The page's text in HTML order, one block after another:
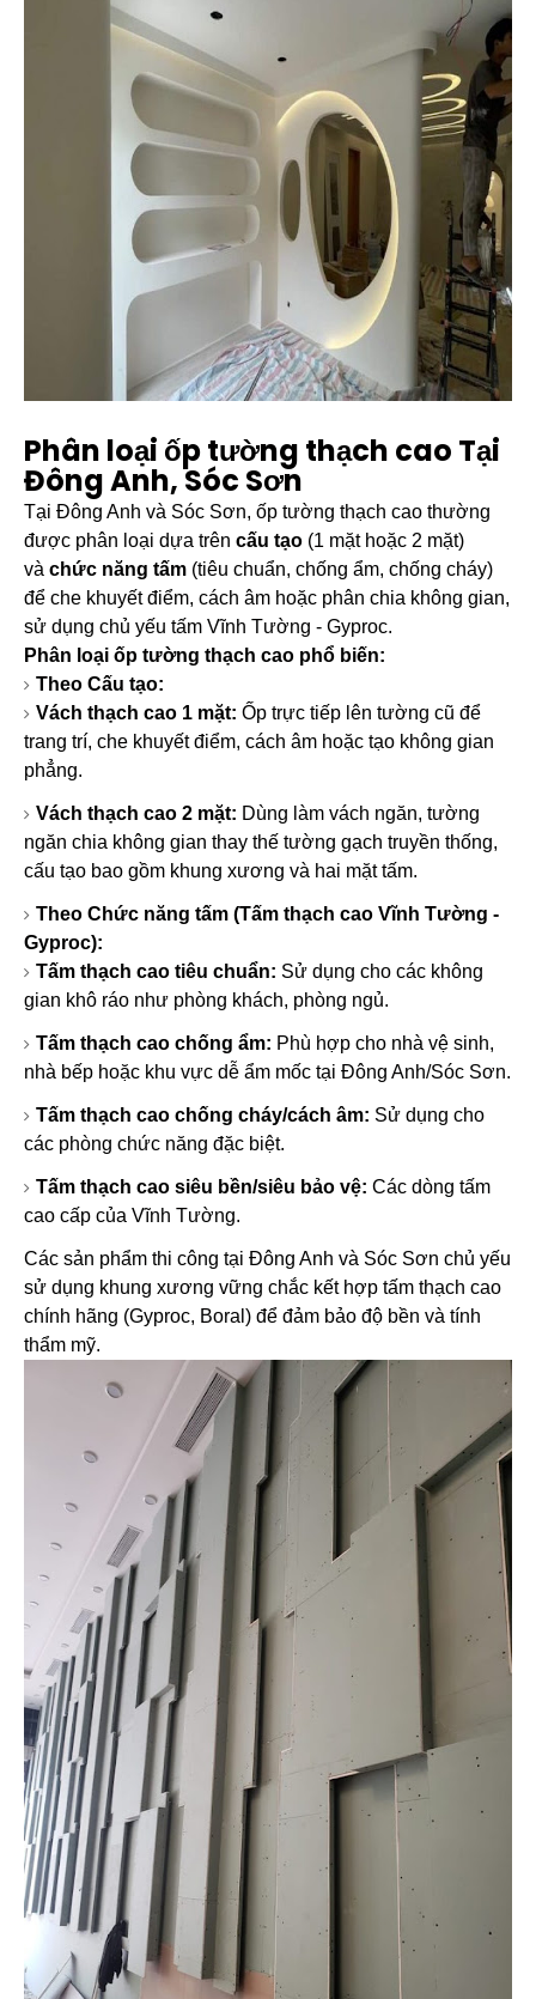
Phân loại ốp tường thạch cao Tại
Đông Anh, Sóc Sơn
Tại Đông Anh và Sóc Sơn, ốp tường thạch cao thường
được phân loại dựa trên cấu tạo (1 mặt hoặc 2 mặt)
và chức năng tấm (tiêu chuẩn, chống ẩm, chống cháy)
để che khuyết điểm, cách âm hoặc phân chia không gian,
sử dụng chủ yếu tấm Vĩnh Tường - Gyproc.
Phân loại ốp tường thạch cao phổ biến:
Theo Cấu tạo:
Vách thạch cao 1 mặt: Ốp trực tiếp lên tường cũ để
trang trí, che khuyết điểm, cách âm hoặc tạo không gian
phẳng.
Vách thạch cao 2 mặt: Dùng làm vách ngăn, tường
ngăn chia không gian thay thế tường gạch truyền thống,
cấu tạo bao gồm khung xương và hai mặt tấm.
Theo Chức năng tấm (Tấm thạch cao Vĩnh Tường -
Gyproc):
Tấm thạch cao tiêu chuẩn: Sử dụng cho các không
gian khô ráo như phòng khách, phòng ngủ.
Tấm thạch cao chống ẩm: Phù hợp cho nhà vệ sinh,
nhà bếp hoặc khu vực dễ ẩm mốc tại Đông Anh/Sóc Sơn.
Tấm thạch cao chống cháy/cách âm: Sử dụng cho
các phòng chức năng đặc biệt.
Tấm thạch cao siêu bền/siêu bảo vệ: Các dòng tấm
cao cấp của Vĩnh Tường.
Các sản phẩm thi công tại Đông Anh và Sóc Sơn chủ yếu
sử dụng khung xương vững chắc kết hợp tấm thạch cao
chính hãng (Gyproc, Boral) để đảm bảo độ bền và tính
thẩm mỹ.